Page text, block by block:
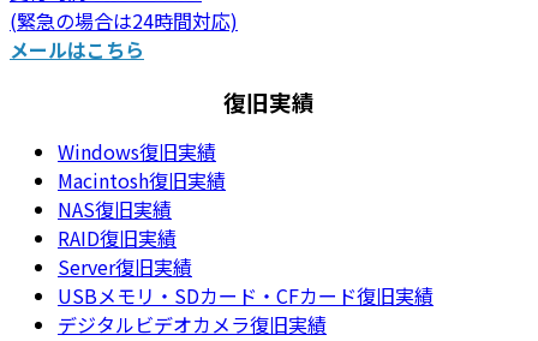
(緊急の場合は24時間対応)
メールはこちら
復旧実績
Windows復旧実績
Macintosh復旧実績
NAS復旧実績
RAID復旧実績
Server復旧実績
USBメモリ・SDカード・CFカード復旧実績
デジタルビデオカメラ復旧実績